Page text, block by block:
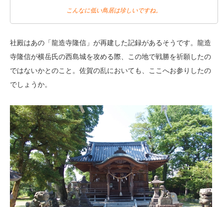
こんなに低い鳥居は珍しいですね。
社殿はあの「龍造寺隆信」が再建した記録があるそうです。龍造
寺隆信が横岳氏の西島城を攻める際、この地で戦勝を祈願したの
ではないかとのこと。佐賀の乱においても、ここへお参りしたの
でしょうか。